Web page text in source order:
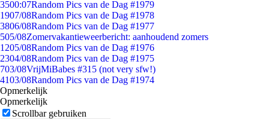
3500:07Random Pics van de Dag #1979
1907/08Random Pics van de Dag #1978
3806/08Random Pics van de Dag #1977
505/08Zomervakantieweerbericht: aanhoudend zomers
1205/08Random Pics van de Dag #1976
2304/08Random Pics van de Dag #1975
703/08VrijMiBabes #315 (not very sfw!)
4103/08Random Pics van de Dag #1974
Opmerkelijk
Opmerkelijk
Scrollbar gebruiken